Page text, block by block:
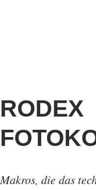
RODEX
Makros, die das